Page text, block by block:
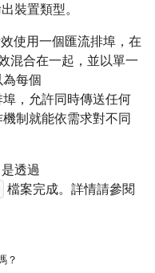
裝置類型。
使用一個匯流排埠，在
混合在一起，並以單一
每個
，允許同時傳送任何
制就能依需求對不同
透過
檔案完成。詳情請參閱
？